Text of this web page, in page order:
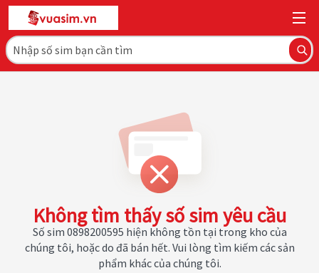
Không tìm thấy số sim yêu cầu
Số sim 0898200595 hiện không tồn tại trong kho của
chúng tôi, hoặc do đã bán hết. Vui lòng tìm kiếm các sản
phẩm khác của chúng tôi.